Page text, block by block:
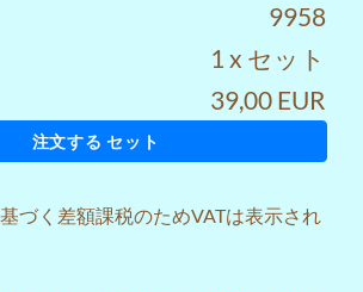
9958
1 x セット
39,00 EUR
注文する セット
づく差額課税のためVATは表示され